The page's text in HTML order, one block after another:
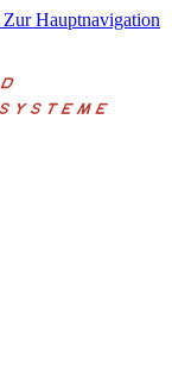
Zur Hauptnavigation